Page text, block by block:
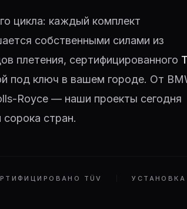
цикла: каждый комплект
собственными силами из
плетения, сертифицированного
под ключ в вашем городе. От
Royce — наши проекты сегодня
стран.
TÜV